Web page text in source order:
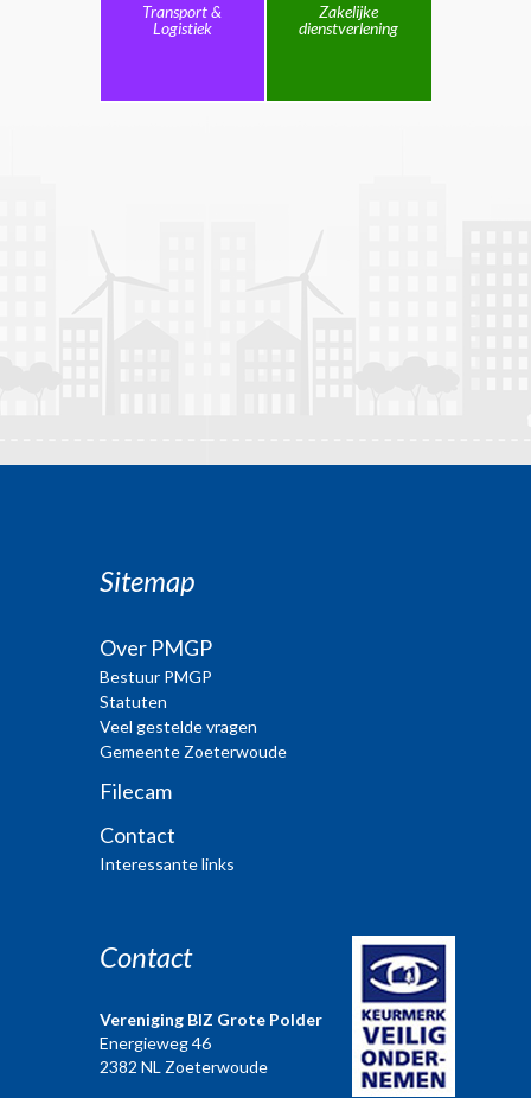
Transport &
Logistiek
Zakelijke
dienstverlening
Sitemap
Over PMGP
Bestuur PMGP
Statuten
Veel gestelde vragen
Gemeente Zoeterwoude
Filecam
Contact
Interessante links
Contact
Vereniging BIZ Grote Polder
Energieweg 46
2382 NL Zoeterwoude